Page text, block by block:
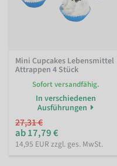
Mini Cupcakes Lebensmittel
Attrappen 4 Stück
Sofort versandfähig.
In verschiedenen
Ausführungen
27,31 €
ab 17,79 €
14,95 EUR zzgl. ges. MwSt.